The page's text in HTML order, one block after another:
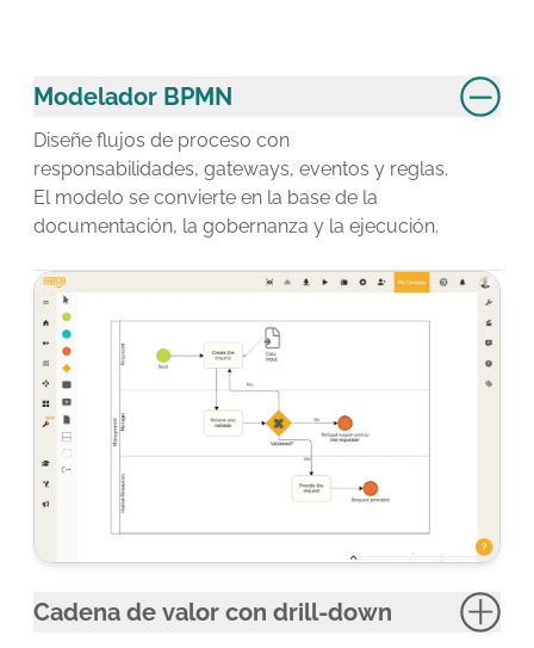
Modelador BPMN
Diseñe flujos de proceso con
responsabilidades, gateways, eventos y reglas.
El modelo se convierte en la base de la
documentación, la gobernanza y la ejecución.
Cadena de valor con drill-down